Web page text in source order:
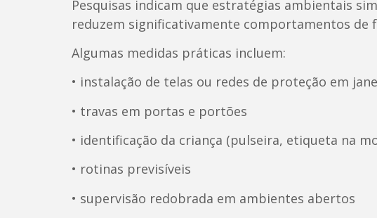
Pesquisas indicam que estratégias ambientais
reduzem significativamente comportamentos de
Algumas medidas práticas incluem:
• instalação de telas ou redes de proteção em
• travas em portas e portões
• identificação da criança (pulseira, etiqueta na
• rotinas previsíveis
• supervisão redobrada em ambientes abertos